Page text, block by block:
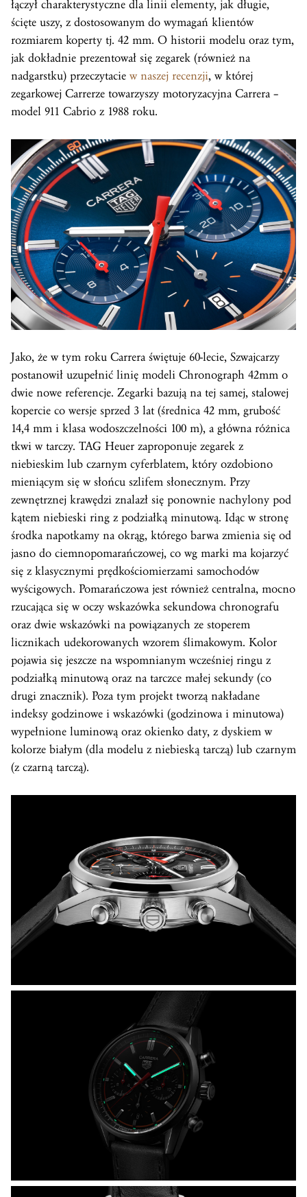
łączył charakterystyczne dla linii elementy, jak długie,
ścięte uszy, z dostosowanym do wymagań klientów
rozmiarem koperty tj. 42 mm. O historii modelu oraz tym,
jak dokładnie prezentował się zegarek (również na
nadgarstku) przeczytacie w naszej recenzji, w której
zegarkowej Carrerze towarzyszy motoryzacyjna Carrera –
model 911 Cabrio z 1988 roku.
Jako, że w tym roku Carrera świętuje 60-lecie, Szwajcarzy
postanowił uzupełnić linię modeli Chronograph 42mm o
dwie nowe referencje. Zegarki bazują na tej samej, stalowej
kopercie co wersje sprzed 3 lat (średnica 42 mm, grubość
14,4 mm i klasa wodoszczelności 100 m), a główna różnica
tkwi w tarczy. TAG Heuer zaproponuje zegarek z
niebieskim lub czarnym cyferblatem, który ozdobiono
mieniącym się w słońcu szlifem słonecznym. Przy
zewnętrznej krawędzi znalazł się ponownie nachylony pod
kątem niebieski ring z podziałką minutową. Idąc w stronę
środka napotkamy na okrąg, którego barwa zmienia się od
jasno do ciemnopomarańczowej, co wg marki ma kojarzyć
się z klasycznymi prędkościomierzami samochodów
wyścigowych. Pomarańczowa jest również centralna, mocno
rzucająca się w oczy wskazówka sekundowa chronografu
oraz dwie wskazówki na powiązanych ze stoperem
licznikach udekorowanych wzorem ślimakowym. Kolor
pojawia się jeszcze na wspomnianym wcześniej ringu z
podziałką minutową oraz na tarczce małej sekundy (co
drugi znacznik). Poza tym projekt tworzą nakładane
indeksy godzinowe i wskazówki (godzinowa i minutowa)
wypełnione luminową oraz okienko daty, z dyskiem w
kolorze białym (dla modelu z niebieską tarczą) lub czarnym
(z czarną tarczą).